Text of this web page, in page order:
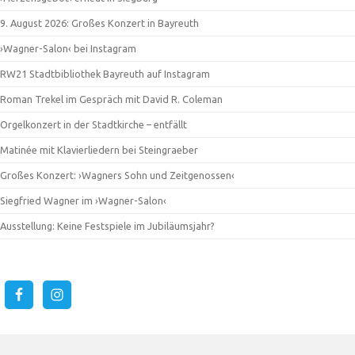
9. August 2026: Großes Konzert in Bayreuth
›Wagner-Salon‹ bei Instagram
RW21 Stadtbibliothek Bayreuth auf Instagram
Roman Trekel im Gespräch mit David R. Coleman
Orgelkonzert in der Stadtkirche – entfällt
Matinée mit Klavierliedern bei Steingraeber
Großes Konzert: ›Wagners Sohn und Zeitgenossen‹
Siegfried Wagner im ›Wagner-Salon‹
Ausstellung: Keine Festspiele im Jubiläumsjahr?